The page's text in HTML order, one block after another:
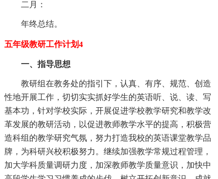
二月：
年终总结。
五年级教研工作计划4
一、指导思想
教研组在教务处的指引下，认真、有序、规范、创造
性地开展工作，切切实实抓好学生的英语听、说、读、写
基本功，针对学校实际，开展促进学校教学研究和教学改
革发展的教研活动，以促进教师教学水平的提高，积极营
造科组的教学研究气氛，努力打造我校的英语课堂教学品
牌，为科研兴校积极努力。继续加强教学常规过程管理，
加大学科质量调研力度，加深教师教学质量意识，加快中